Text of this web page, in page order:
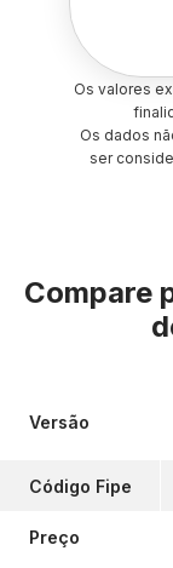
Os valores
Os dados
ser
Compare
Versão
Código Fipe
Preço